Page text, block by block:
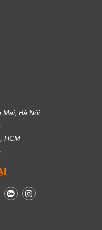
Mai, Hà Nội
HCM